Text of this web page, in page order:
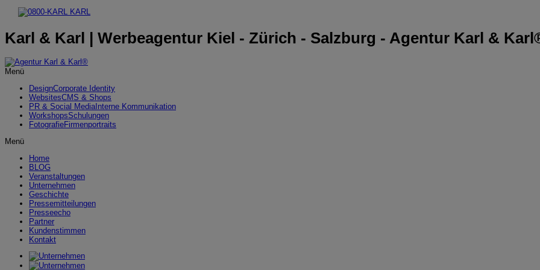
Karl & Karl | Werbeagentur Kiel - Zürich - Salzburg - Agentur Karl &
Menü
DesignCorporate Identity
WebsitesCMS & Shops
PR & Social Media Interne Kommunikation
WorkshopsSchulungen
FotografieFirmenportraits
Menü
Home
BLOG
Veranstaltungen
Unternehmen
Geschichte
Pressemitteilungen
Presseecho
Partner
Kundenstimmen
Kontakt